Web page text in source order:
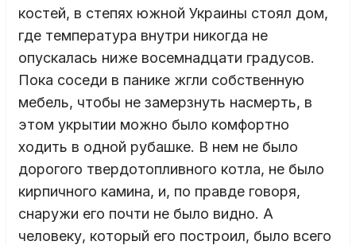
костей, в степях южной Украины стоял дом,
где температура внутри никогда не
опускалась ниже восемнадцати градусов.
Пока соседи в панике жгли собственную
мебель, чтобы не замерзнуть насмерть, в
этом укрытии можно было комфортно
ходить в одной рубашке. В нем не было
дорогого твердотопливного котла, не было
кирпичного камина, и, по правде говоря,
снаружи его почти не было видно. А
человеку, который его построил, было всего